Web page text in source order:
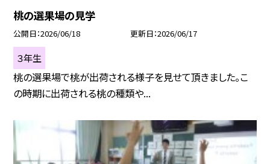
桃の選果場の見学
公開日 2026/06/18 更新日 2026/06/17
３年生
桃の選果場で桃が出荷される様子を見せて頂きました。こ
の時期に出荷される桃の種類や...